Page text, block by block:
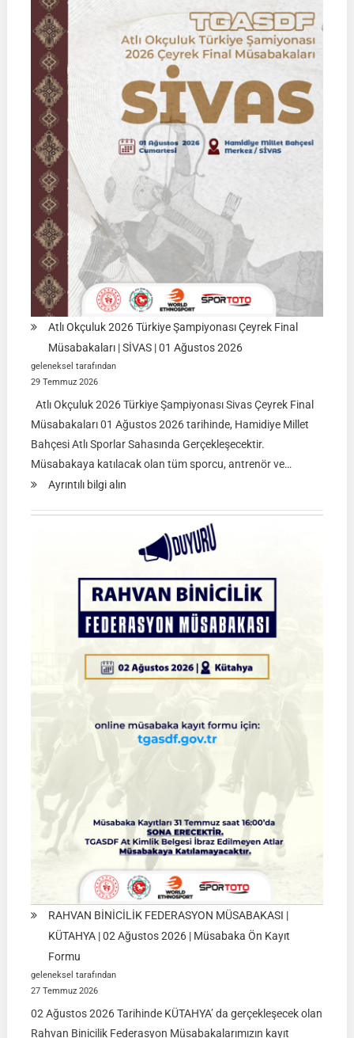
02
Ağustos
2026
|
KÜTAHYA
|
İSİM
LİSTELERİ
Atlı Okçuluk 2026 Türkiye Şampiyonası Çeyrek Final
Müsabakaları | SİVAS | 01 Ağustos 2026
geleneksel tarafından
29 Temmuz 2026
Atlı Okçuluk 2026 Türkiye Şampiyonası Sivas Çeyrek Final
Müsabakaları 01 Ağustos 2026 tarihinde, Hamidiye Millet
Bahçesi Atlı Sporlar Sahasında Gerçekleşecektir.
Müsabakaya katılacak olan tüm sporcu, antrenör ve…
Ayrıntılı bilgi alın:
2026
Türkiye
Şampiyonası
Final
|
01
RAHVAN BİNİCİLİK FEDERASYON MÜSABAKASI |
KÜTAHYA | 02 Ağustos 2026 | Müsabaka Ön Kayıt
Formu
geleneksel tarafından
27 Temmuz 2026
02 Ağustos 2026 Tarihinde KÜTAHYA’ da gerçekleşecek olan
Rahvan Binicilik Federasyon Müsabakalarımızın kayıt